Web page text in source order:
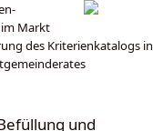
Markt
des Kriterienkatalogs in
und